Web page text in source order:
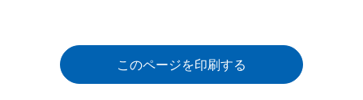
このページを印刷する